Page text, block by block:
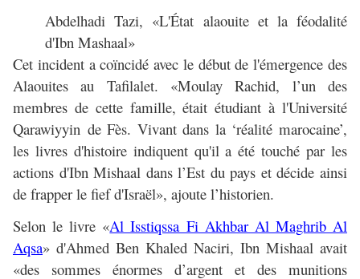
Abdelhadi Tazi, «L'État alaouite et la féodalité
d'Ibn Mashaal»
Cet incident a coïncidé avec le début de l'émergence des
Alaouites au Tafilalet. «Moulay Rachid, l’un des
membres de cette famille, était étudiant à l'Université
Qarawiyyin de Fès. Vivant dans la ‘réalité marocaine’,
les livres d'histoire indiquent qu'il a été touché par les
actions d'Ibn Mishaal dans l’Est du pays et décide ainsi
de frapper le fief d'Israël», ajoute l’historien.
Selon le livre «Al Isstiqssa Fi Akhbar Al Maghrib Al
Aqsa» d'Ahmed Ben Khaled Naciri, Ibn Mishaal avait
«des sommes énormes d’argent et des munitions